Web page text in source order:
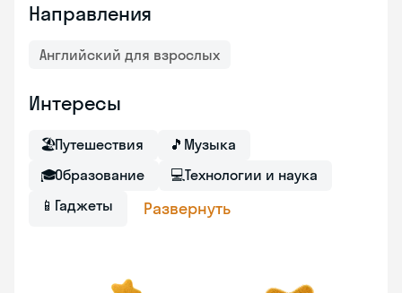
Направления
Английский для взрослых
Интересы
🏖Путешествия 🎵 Музыка
🎓Образование 💻Технологии и наука
📱 Гаджеты Развернуть